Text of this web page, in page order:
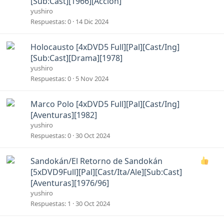
yushiro
Respuestas 0 14 Dic 2024
Holocausto [4xDVD5 Full][Pal][Cast/Ing]
[Sub:Cast][Drama][1978]
yushiro
Respuestas 0 5 Nov 2024
Marco Polo [4xDVD5 Full][Pal][Cast/Ing]
[Aventuras][1982]
yushiro
Respuestas 0 30 Oct 2024
Sandokán/El Retorno de Sandokán
[5xDVD9Full][Pal][Cast/Ita/Ale][Sub:Cast]
[Aventuras][1976/96]
yushiro
Respuestas 1 30 Oct 2024